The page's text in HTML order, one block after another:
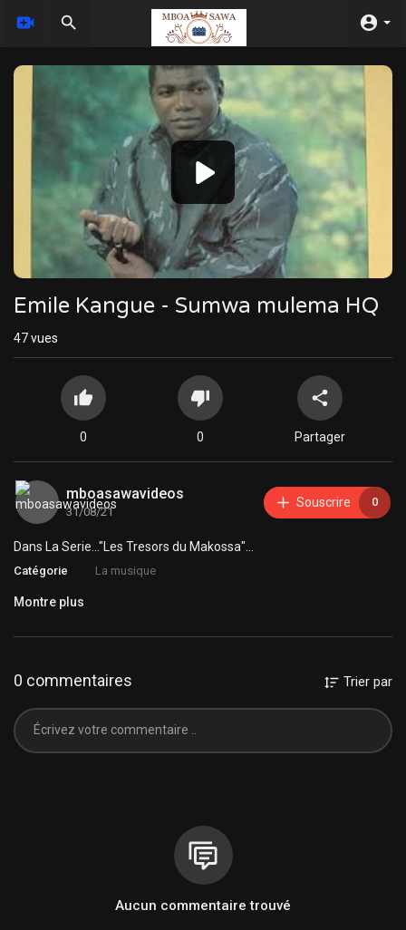
Video
Emile Kangue - Sumwa mulema HQ
47vues
0 0 Partager
mboasawavideos
31/08/21
Souscrire 0
Dans La Serie..."Les Tresors du Makossa"...
Catégorie La musique
Montre plus
0 commentaires Trier par
Aucun commentaire trouvé